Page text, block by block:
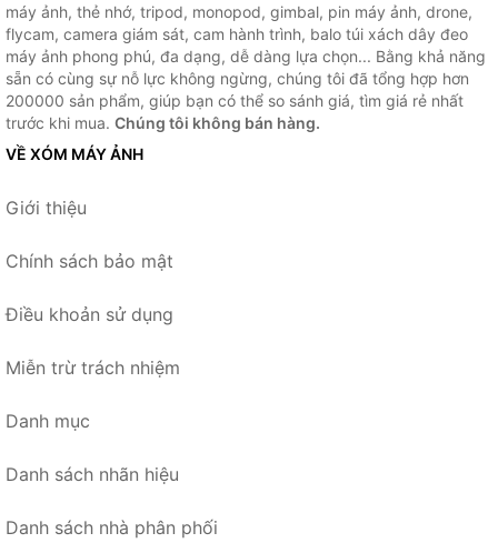
máy ảnh, thẻ nhớ, tripod, monopod, gimbal, pin máy ảnh, drone,
flycam, camera giám sát, cam hành trình, balo túi xách dây đeo
máy ảnh phong phú, đa dạng, dễ dàng lựa chọn... Bằng khả năng
sẵn có cùng sự nỗ lực không ngừng, chúng tôi đã tổng hợp hơn
200000 sản phẩm, giúp bạn có thể so sánh giá, tìm giá rẻ nhất
trước khi mua. Chúng tôi không bán hàng.
VỀ XÓM MÁY ẢNH
Giới thiệu
Chính sách bảo mật
Điều khoản sử dụng
Miễn trừ trách nhiệm
Danh mục
Danh sách nhãn hiệu
Danh sách nhà phân phối